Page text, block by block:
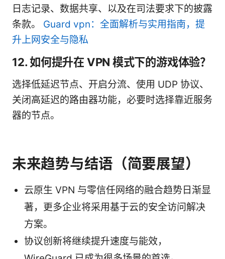
日志记录、数据共享、以及在司法要求下的披露
条款。 Guard vpn：全面解析与实用指南，提
升上网安全与隐私
12. 如何提升在 VPN 模式下的游戏体验？
选择低延迟节点、开启分流、使用 UDP 协议、
关闭高延迟的路由器功能，必要时选择靠近服务
器的节点。
未来趋势与结语（简要展望）
云原生 VPN 与零信任网络的融合趋势日渐显
著，更多企业将采用基于云的安全访问解决
方案。
协议创新将继续提升速度与能效，